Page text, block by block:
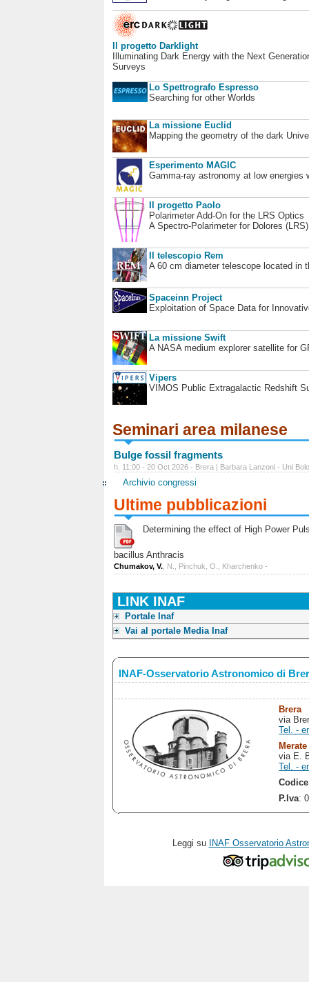
Il progetto Darklight
Illuminating Dark Energy with the Next
Surveys
Lo Spettrografo Espresso
Searching for other Worlds
La missione Euclid
Mapping the geometry of the dark
Esperimento MAGIC
Gamma-ray astronomy at low energies
Il progetto Paolo
Polarimeter Add-On for the LRS Optics
A Spectro-Polarimeter for Dolores
Il telescopio Rem
A 60 cm diameter telescope located in
Spaceinn Project
Exploitation of Space Data for
La missione Swift
A NASA medium explorer satellite for
Vipers
VIMOS Public Extragalactic Redshift
Seminari area milanese
Bulge fossil fragments
h. 11:00 - 20 Oct 2026 - Brera | Barbara Lanzoni - Uni
Archivio congressi
Ultime pubblicazioni
Determining the effect of High Power
bacillus Anthracis
Chumakov, V. , N., Pinchuk, O., Kharchenko -
LINK INAF
Portale Inaf
Vai al portale Media Inaf
INAF-Osservatorio Astronomico di
Brera
via
Tel. -
Merate
via E.
Tel. -
P.Iva:
Leggi su INAF Osservatorio